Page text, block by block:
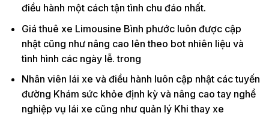
điều hành một cách tận tình chu đáo nhất.
Giá thuê xe Limousine Bình phước luôn được cập
nhật cũng như nâng cao lên theo bot nhiên liệu và
tình hình các ngày lễ. trong
Nhân viên lái xe và điều hành luôn cập nhật các tuyến
đường Khám sức khỏe định kỳ và nâng cao tay nghề
nghiệp vụ lái xe cũng như quản lý Khi thay xe